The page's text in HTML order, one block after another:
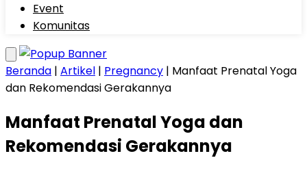
Event
Komunitas
Beranda | Artikel | Pregnancy | Manfaat Prenatal Yoga
dan Rekomendasi Gerakannya
Manfaat Prenatal Yoga dan
Rekomendasi Gerakannya